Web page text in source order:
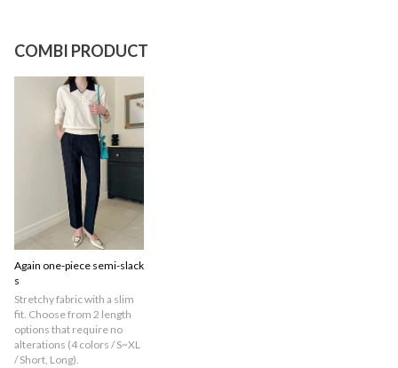
COMBI PRODUCT
Again one-piece semi-slack
s
Stretchy fabric with a slim
fit. Choose from 2 length
options that require no
alterations (4 colors / S~XL
/ Short, Long).